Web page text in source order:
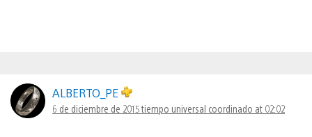
ALBERTO_PE
6 de diciembre de 2015 tiempo universal coordinado at 02:02